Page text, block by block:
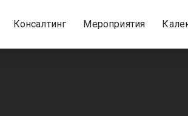
Консалтинг Мероприятия